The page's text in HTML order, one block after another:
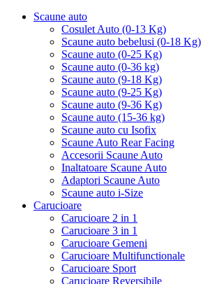
Scaune auto
Cosulet Auto (0-13 Kg)
Scaune auto bebelusi (0-18 Kg)
Scaune auto (0-25 Kg)
Scaune auto (0-36 kg)
Scaune auto (9-18 Kg)
Scaune auto (9-25 Kg)
Scaune auto (9-36 Kg)
Scaune auto (15-36 kg)
Scaune auto cu Isofix
Scaune Auto Rear Facing
Accesorii Scaune Auto
Inaltatoare Scaune Auto
Adaptori Scaune Auto
Scaune auto i-Size
Carucioare
Carucioare 2 in 1
Carucioare 3 in 1
Carucioare Gemeni
Carucioare Multifunctionale
Carucioare Sport
Carucioare Reversibile